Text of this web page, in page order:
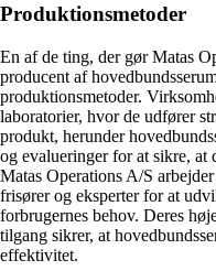
Produktionsmetoder
En af de ting, der gør Matas
producent af
produktionsmetoder.
laboratorier, hvor de udfører
produkt, herunder
og evalueringer for at sikre, at
Matas Operations A/S
frisører og eksperter for at
forbrugernes behov. Deres
tilgang sikrer, at
effektivitet.